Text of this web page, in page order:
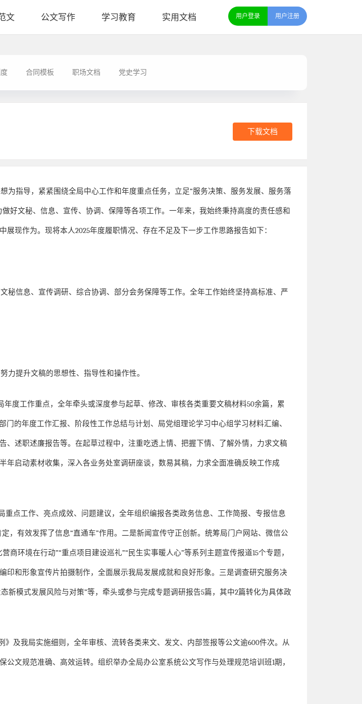
文 公文写作 学习教育 实用文档 用户登录 用户注册
合同模板 职场文档 党史学习
下载文档
为指导，紧紧围绕全局中心工作和年度重点任务，立足“服务决策、服务发展、服务落
好文秘、信息、宣传、协调、保障等各项工作。一年来，我始终秉持高度的责任感和
展现作为。现将本人2025年度履职情况、存在不足及下一步工作思路报告如下：
秘信息、宣传调研、综合协调、部分会务保障等工作。全年工作始终坚持高标准、严
力提升文稿的思想性、指导性和操作性。
度工作重点，全年牵头或深度参与起草、修改、审核各类重要文稿材料50余篇，累
的年度工作汇报、阶段性工作总结与计划、局党组理论学习中心组学习材料汇编、
述职述廉报告等。在起草过程中，注重吃透上情、把握下情、了解外情，力求文稿
启动素材收集，深入各业务处室调研座谈，数易其稿，力求全面准确反映工作成
点工作、亮点成效、问题建议，全年组织编报各类政务信息、工作简报、专报信息
，有效发挥了信息“直通车”作用。二是新闻宣传守正创新。统筹局门户网站、微信公
营商环境在行动”“重点项目建设巡礼”“民生实事暖人心”等系列主题宣传报道15个专题，
印和形象宣传片拍摄制作，全面展示我局发展成就和良好形象。三是调查研究服务决
新模式发展风险与对策”等，牵头或参与完成专题调研报告5篇，其中2篇转化为具体政
及我局实施细则，全年审核、流转各类来文、发文、内部签报等公文逾600件次。从
公文规范准确、高效运转。组织举办全局办公室系统公文写作与处理规范培训班1期，